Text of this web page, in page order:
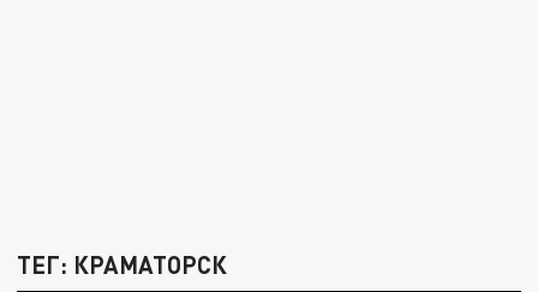
ТЕГ: КРАМАТОРСК